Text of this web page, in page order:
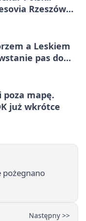
Rzeszów
a Leskiem
pas do
poza mapę.
już wkrótce
pożegnano
Następny >>